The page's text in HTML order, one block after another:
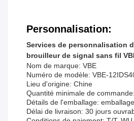
Personnalisation:
Services de personnalisation
brouilleur de signal sans fil
Nom de marque: VBE
Numéro de modèle: VBE-
Lieu d'origine: Chine
Quantité minimale de
Détails de l'emballage:
Délai de livraison: 30 jours